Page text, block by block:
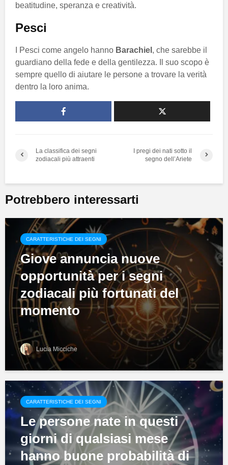
beatitudine, speranza e creatività.
Pesci
I Pesci come angelo hanno Barachiel , che sarebbe il
guardiano della fede e della gentilezza. Il suo scopo è
sempre quello di aiutare le persone a trovare la verità
dentro la loro anima.
La classifica dei segni
zodiacali più attraenti
I pregi dei nati sotto il
segno dell’Ariete
Potrebbero interessarti
CARATTERISTICHE DEI SEGNI
Giove annuncia nuove
opportunità per i segni
zodiacali più fortunati del
momento
Lucia Micciche
CARATTERISTICHE DEI SEGNI
Le persone nate in questi
giorni di qualsiasi mese
hanno buone probabilità di